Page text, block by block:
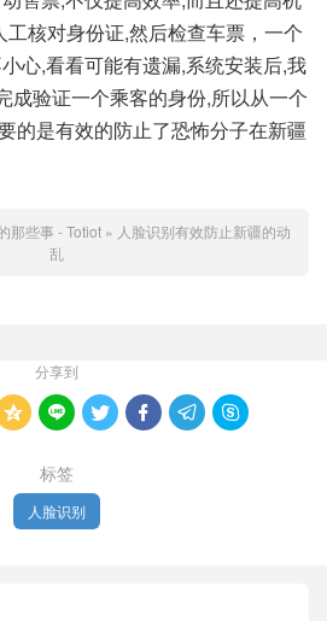
工核对身份证,然后检查车票，一个
心,看看可能有遗漏,系统安装后,我
成验证一个乘客的身份,所以从一个
的是有效的防止了恐怖分子在新疆
那些事 - Totiot » 人脸识别有效防止新疆的动
乱
分享到
     
标签
人脸识别